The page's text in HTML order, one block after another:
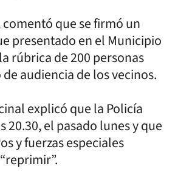
comentó que se firmó un
presentado en el Municipio
rúbrica de 200 personas
audiencia de los vecinos.
explicó que la Policía
20.30, el pasado lunes y que
y fuerzas especiales